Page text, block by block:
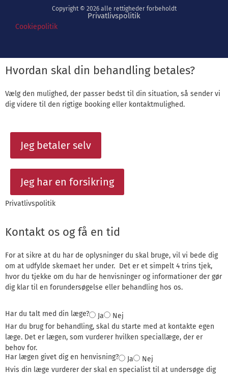
Copyright © 2026 alle rettigheder forbeholdt
Privatlivspolitik
Cookiepolitik
Hvordan skal din behandling betales?
Vælg den mulighed, der passer bedst til din situation, så sender vi
dig videre til den rigtige booking eller kontaktmulighed.
Jeg betaler selv
Jeg har en forsikring
Privatlivspolitik
Kontakt os og få en tid
For at sikre at du har de oplysninger du skal bruge, vil vi bede dig
om at udfylde skemaet her under. Det er et simpelt 4 trins tjek,
hvor du tjekke om du har de henvisninger og informationer der gør
dig klar til en forundersøgelse eller behandling hos os.
Har du talt med din læge? Ja
Nej
Har du brug for behandling, skal du starte med at kontakte egen
læge. Det er lægen, som vurderer hvilken speciallæge, der er
behov for.
Har lægen givet dig en henvisning?
Ja
Nej
Hvis din læge vurderer der skal en specialist til at undersøge dig